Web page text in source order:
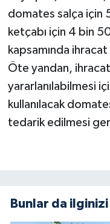
domates salça için
ketçabı için 4 bin
kapsamında
Öte yandan,
yararlanılabilmesi
kullanılacak
tedarik edilmesi
Bunlar da